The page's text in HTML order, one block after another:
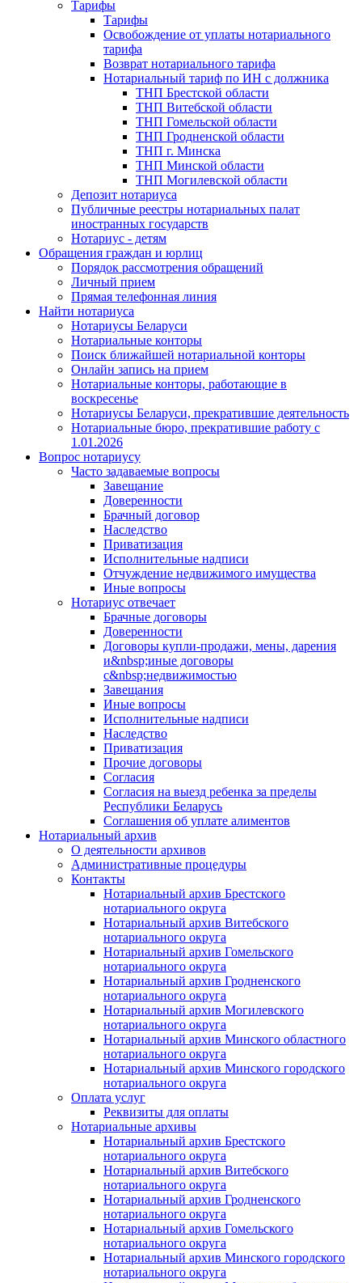
Тарифы
Тарифы
Освобождение от уплаты нотариального
тарифа
Возврат нотариального тарифа
Нотариальный тариф по ИН с должника
ТНП Брестской области
ТНП Витебской области
ТНП Гомельской области
ТНП Гродненской области
ТНП г. Минска
ТНП Минской области
ТНП Могилевской области
Депозит нотариуса
Публичные реестры нотариальных палат
иностранных государств
Нотариус - детям
Обращения граждан и юрлиц
Порядок рассмотрения обращений
Личный прием
Прямая телефонная линия
Найти нотариуса
Нотариусы Беларуси
Нотариальные конторы
Поиск ближайшей нотариальной конторы
Онлайн запись на прием
Нотариальные конторы, работающие в
воскресенье
Нотариусы Беларуси, прекратившие деятельность
Нотариальные бюро, прекратившие работу с
1.01.2026
Вопрос нотариусу
Часто задаваемые вопросы
Завещание
Доверенности
Брачный договор
Наследство
Приватизация
Исполнительные надписи
Отчуждение недвижимого имущества
Иные вопросы
Нотариус отвечает
Брачные договоры
Доверенности
Договоры купли-продажи, мены, дарения
и&nbsp;иные договоры
с&nbsp;недвижимостью
Завещания
Иные вопросы
Исполнительные надписи
Наследство
Приватизация
Прочие договоры
Согласия
Согласия на выезд ребенка за пределы
Республики Беларусь
Соглашения об уплате алиментов
Нотариальный архив
О деятельности архивов
Административные процедуры
Контакты
Нотариальный архив Брестского
нотариального округа
Нотариальный архив Витебского
нотариального округа
Нотариальный архив Гомельского
нотариального округа
Нотариальный архив Гродненского
нотариального округа
Нотариальный архив Могилевского
нотариального округа
Нотариальный архив Минского областного
нотариального округа
Нотариальный архив Минского городского
нотариального округа
Оплата услуг
Реквизиты для оплаты
Нотариальные архивы
Нотариальный архив Брестского
нотариального округа
Нотариальный архив Витебского
нотариального округа
Нотариальный архив Гродненского
нотариального округа
Нотариальный архив Гомельского
нотариального округа
Нотариальный архив Минского городского
нотариального округа